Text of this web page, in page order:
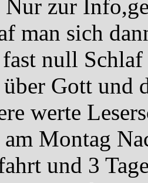
Nur zur
man sich
null
Gott und
werte
Montag
und 3